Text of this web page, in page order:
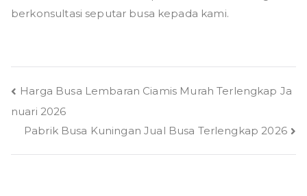
berkonsultasi seputar busa kepada kami.
Navigasi
pos
Harga Busa Lembaran Ciamis Murah Terlengkap Ja
nuari 2026
Pabrik Busa Kuningan Jual Busa Terlengkap 2026